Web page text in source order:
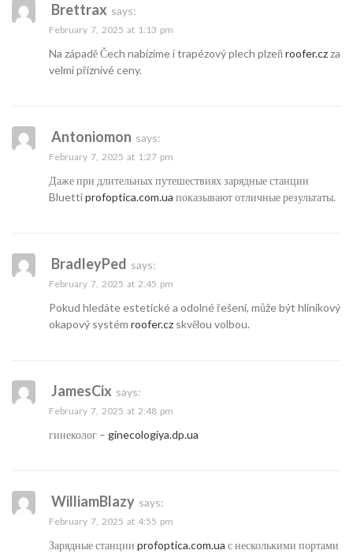
Brettrax says:
February 7, 2025 at 1:13 pm
Na západě Čech nabízíme i trapézový plech plzeňroofer.czza
velmi příznivé ceny.
Antoniomon says:
February 7, 2025 at 1:27 pm
Даже при длительных путешествиях зарядные станции
Bluettiprofoptica.com.ua показывают отличные результаты.
BradleyPed says:
February 7, 2025 at 2:45 pm
Pokud hledáte estetické a odolné řešení, může být hliníkový
okapový systém roofer.cz skvělou volbou.
JamesCix says:
February 7, 2025 at 2:48 pm
гинеколог – ginecologiya.dp.ua
WilliamBlazy says:
February 7, 2025 at 4:55 pm
Зарядные станции profoptica.com.ua с несколькими портами